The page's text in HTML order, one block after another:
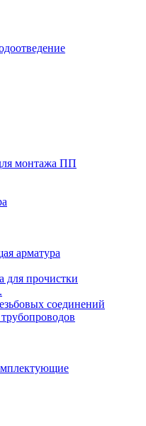
монтажа ПП
арматура
для прочистки
соединений